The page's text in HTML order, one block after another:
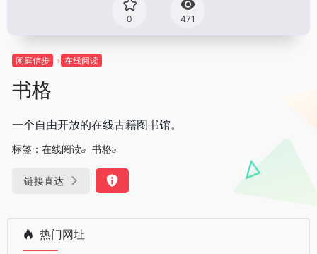
0 471
闲庭信步 在线阅读
书格
一个自由开放的在线古籍图书馆。
标签： 在线阅读 书格
链接直达
热门网址